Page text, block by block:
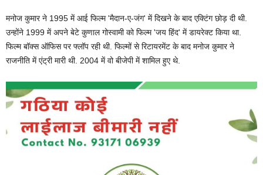
मनोज कुमार ने 1995 में आई फिल्म 'मैदान-ए-जंग' में दिखने के बाद एक्टिंग छोड़ दी थी.
उन्होंने 1999 में अपने बेटे कुणाल गोस्वामी को फिल्म 'जय हिंद' में डायरेक्ट किया था.
फिल्म बॉक्स ऑफिस पर फ्लॉप रही थी. फिल्मों से रिटायरमेंट के बाद मनोज कुमार ने
राजनीति में एंट्री मारी थी. 2004 में वो बीजेपी में शामिल हुए थे.